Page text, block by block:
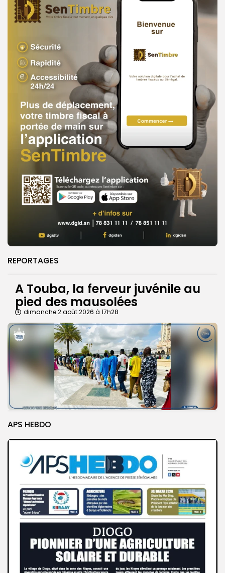
REPORTAGES
A Touba, la ferveur juvénile au
pied des mausolées
dimanche 2 août 2026 à 17h28
APS HEBDO